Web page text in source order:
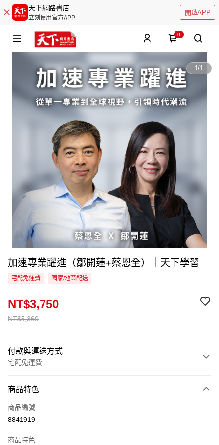
天下網路書店
立刻使用官方APP
開啟APP
0
1/1
加速專業躍進（鄒開蓮+蔡恩全）｜天下學習
宅配免運費 國家/地區配送
NT$5,360
NT$3,750
付款與運送方式
宅配免運費
信用卡一次付款
LINE Pay
商品特色
商品編號
8841919
商品特色